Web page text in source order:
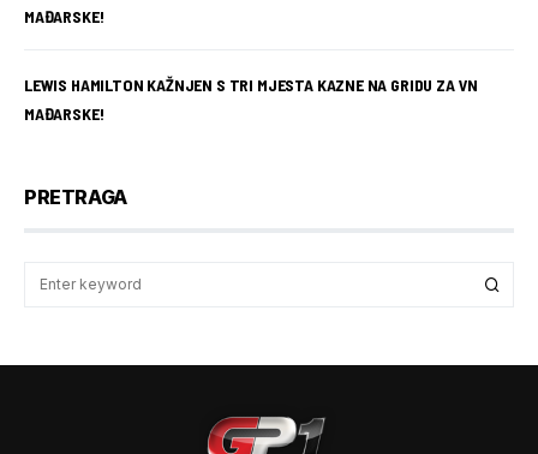
MAĐARSKE!
LEWIS HAMILTON KAŽNJEN S TRI MJESTA KAZNE NA GRIDU ZA VN
MAĐARSKE!
PRETRAGA